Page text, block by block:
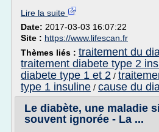
Lire la suite
Date: 2017-03-03 16:07:22
Site : https://www.lifescan.fr
Thèmes liés : traitement du
traitement diabete type 2
diabete type 1 et 2 /
type 1 insuline / cause du
Le diabète, une maladie
souvent ignorée - La ...